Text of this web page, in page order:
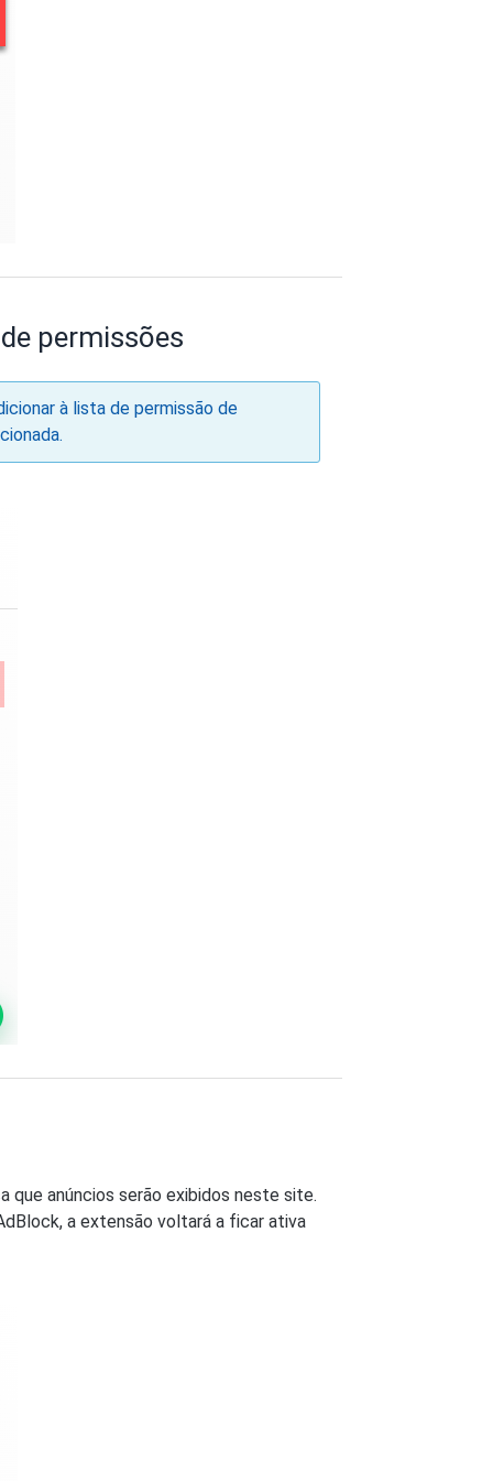
permissões
à lista de permissão de
que anúncios serão exibidos neste site.
a extensão voltará a ficar ativa